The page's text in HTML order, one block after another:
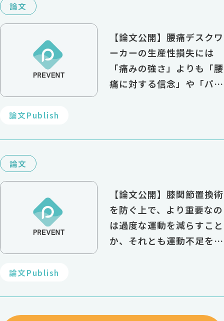
論文
【論文公開】腰痛デスクワ
ーカーの生産性損失には
「痛みの強さ」よりも「腰
痛に対する信念」や「パー
論文Publish
論文
【論文公開】膝関節置換術
を防ぐ上で、より重要なの
は過度な運動を減らすこと
か、それとも運動不足を解
論文Publish